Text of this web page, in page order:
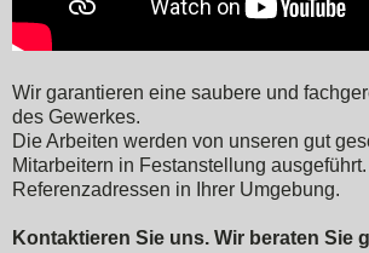
Wir garantieren eine saubere und
des Gewerkes.
Die Arbeiten werden von unseren gut
Mitarbeitern in Festanstellung ausgeführt.
Referenzadressen in Ihrer Umgebung.
Kontaktieren Sie uns. Wir beraten Sie